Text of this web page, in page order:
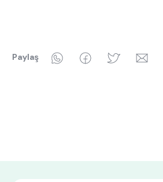
Paylaş WhatsAppFacebookTwitter